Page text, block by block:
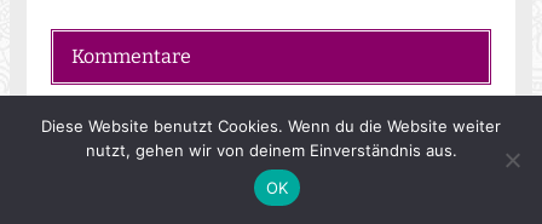
Kommentare
RobertzuLoriots Dramatische
Diese Website benutzt Cookies. Wenn du die Website weiter
nutzt, gehen wir von deinem Einverständnis aus.
OK